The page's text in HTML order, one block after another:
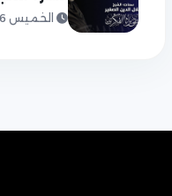
الخميس 06 آب 2026